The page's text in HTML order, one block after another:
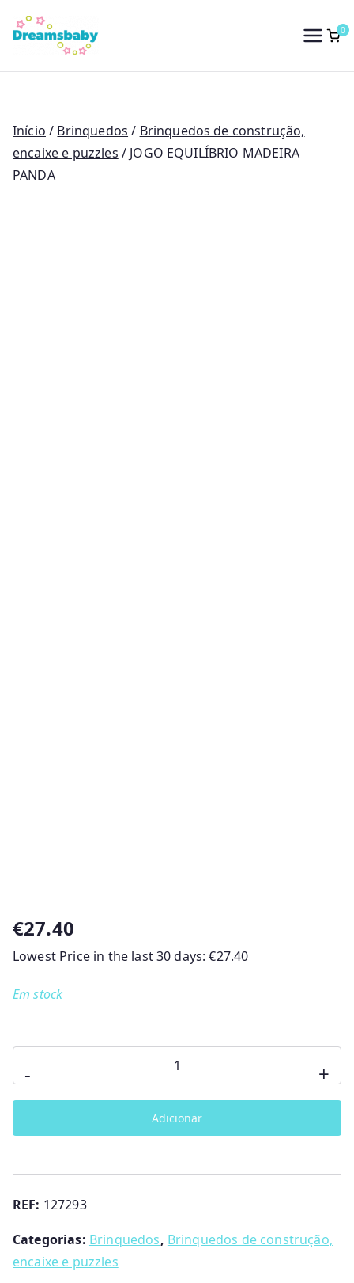
para
conteúdo
Dreams Baby
0
Início / Brinquedos / Brinquedos de construção,
encaixe e puzzles / JOGO EQUILÍBRIO MADEIRA
PANDA
€27.40
Lowest Price in the last 30 days:€27.40
Em stock
-
de
JOGO
+
Adicionar
REF: 127293
Categorias: Brinquedos, Brinquedos de construção,
encaixe e puzzles